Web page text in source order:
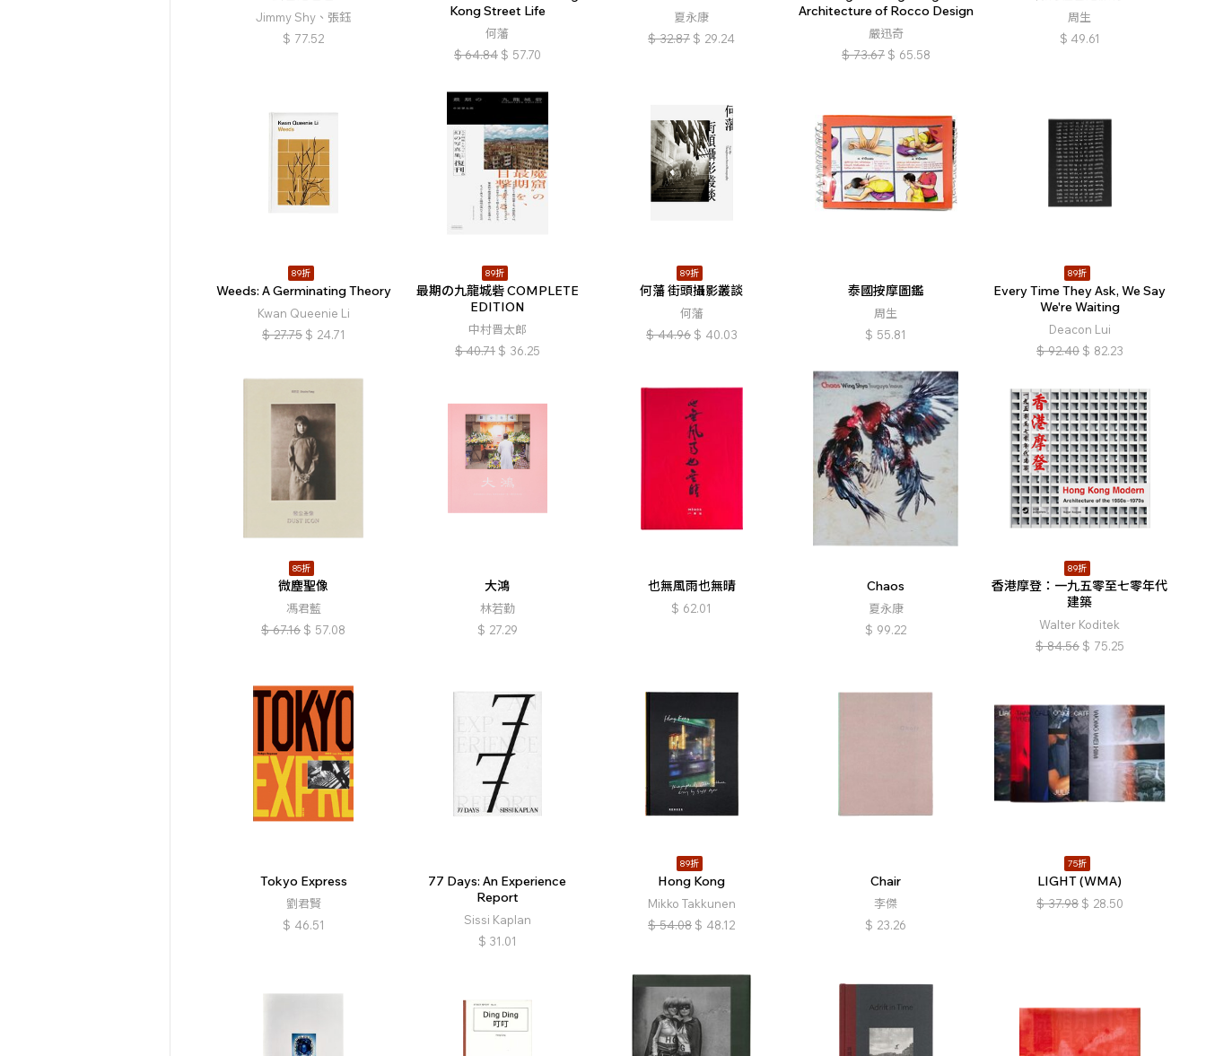
Jimmy Shy、張鈺
$ 77.52
Kong Street Life
何藩
$ 64.84 $ 57.70
夏永康
$ 32.87 $ 29.24
Architecture of Rocco Design
嚴迅奇
$ 73.67 $ 65.58
周生
$ 49.61
89折
Weeds: A Germinating Theory
Kwan Queenie Li
$ 27.75 $ 24.71
89折
最期の九龍城砦 COMPLETE
EDITION
中村晋太郎
$ 40.71 $ 36.25
89折
何藩 街頭攝影叢談
何藩
$ 44.96 $ 40.03
泰國按摩圖鑑
周生
$ 55.81
89折
Every Time They Ask, We Say
We're Waiting
Deacon Lui
$ 92.40 $ 82.23
85折
微塵聖像
馮君藍
$ 67.16 $ 57.08
大鴻
林若勤
$ 27.29
也無風雨也無晴
$ 62.01
Chaos
夏永康
$ 99.22
89折
香港摩登：一九五零至七零年代
建築
Walter Koditek
$ 84.56 $ 75.25
Tokyo Express
劉君賢
$ 46.51
77 Days: An Experience
Report
Sissi Kaplan
$ 31.01
89折
Hong Kong
Mikko Takkunen
$ 54.08 $ 48.12
Chair
李傑
$ 23.26
75折
LIGHT (WMA)
$ 37.98 $ 28.50